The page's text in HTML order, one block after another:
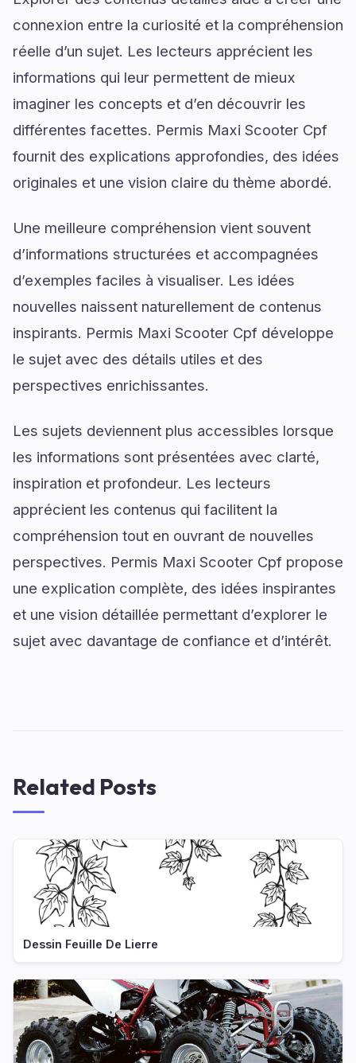
connexion entre la curiosité et la compréhension
réelle d’un sujet. Les lecteurs apprécient les
informations qui leur permettent de mieux
imaginer les concepts et d’en découvrir les
différentes facettes. Permis Maxi Scooter Cpf
fournit des explications approfondies, des idées
originales et une vision claire du thème abordé.
Une meilleure compréhension vient souvent
d’informations structurées et accompagnées
d’exemples faciles à visualiser. Les idées
nouvelles naissent naturellement de contenus
inspirants. Permis Maxi Scooter Cpf développe
le sujet avec des détails utiles et des
perspectives enrichissantes.
Les sujets deviennent plus accessibles lorsque
les informations sont présentées avec clarté,
inspiration et profondeur. Les lecteurs
apprécient les contenus qui facilitent la
compréhension tout en ouvrant de nouvelles
perspectives. Permis Maxi Scooter Cpf propose
une explication complète, des idées inspirantes
et une vision détaillée permettant d’explorer le
sujet avec davantage de confiance et d’intérêt.
Related Posts
Dessin Feuille De Lierre